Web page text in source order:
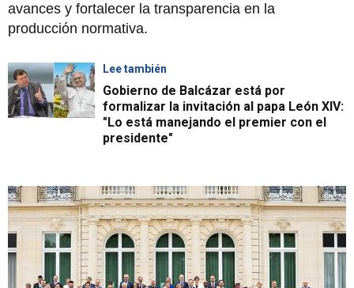
avances y fortalecer la transparencia en la
producción normativa.
Lee también
Gobierno de Balcázar está por
formalizar la invitación al papa León XIV:
"Lo está manejando el premier con el
presidente"